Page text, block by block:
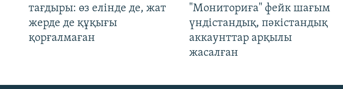
тағдыры: өз елінде де, жат
жерде де құқығы
қорғалмаған
"Мониториға" фейк шағым
үндістандық, пәкістандық
аккаунттар арқылы
жасалған